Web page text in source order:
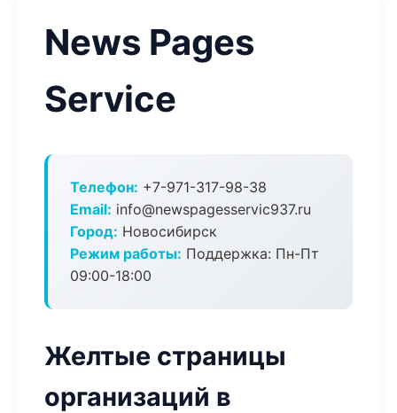
News Pages
Service
Телефон: +7-971-317-98-38
Email: info@newspagesservic937.ru
Город: Новосибирск
Режим работы: Поддержка: Пн-Пт
09:00-18:00
Желтые страницы
организаций в